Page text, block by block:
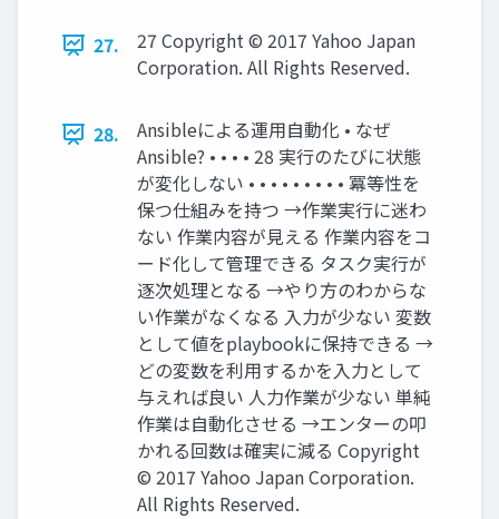
27.
27 Copyright © 2017 Yahoo Japan
Corporation. All Rights Reserved.
28.
Ansibleによる運用自動化 • なぜ
Ansible? • • • • 28 実行のたびに状態
が変化しない • • • • • • • • • 冪等性を
保つ仕組みを持つ →作業実行に迷わ
ない 作業内容が見える 作業内容をコ
ード化して管理できる タスク実行が
逐次処理となる →やり方のわからな
い作業がなくなる 入力が少ない 変数
として値をplaybookに保持できる →
どの変数を利用するかを入力として
与えれば良い 人力作業が少ない 単純
作業は自動化させる →エンターの叩
かれる回数は確実に減る Copyright
© 2017 Yahoo Japan Corporation.
All Rights Reserved.